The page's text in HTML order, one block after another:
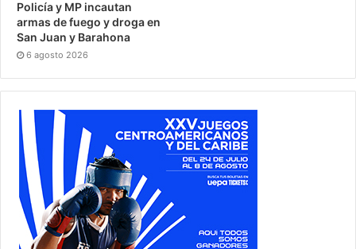
Policía y MP incautan
armas de fuego y droga en
San Juan y Barahona
6 agosto 2026